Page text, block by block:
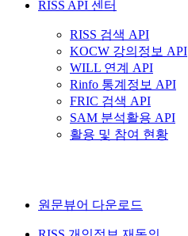
RISS API 센터
RISS 검색 API
KOCW 강의정보 API
WILL 연계 API
Rinfo 통계정보 API
FRIC 검색 API
SAM 분석활용 API
활용 및 참여 현황
원문뷰어 다운로드